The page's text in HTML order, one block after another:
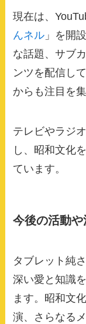
現在は、
んネル 」を開
な話題、サブ
ンツを配信し
からも注目を
テレビやラジ
し、昭和文化
ています。
今後の活動や
タブレット純
深い愛と知識
ます。昭和文
演、さらなる